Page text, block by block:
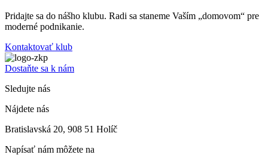
Pridajte sa do nášho klubu. Radi sa staneme Vaším „domovom“ pre
moderné podnikanie.
Kontaktovať klub
Dostaňte sa k nám
Sledujte nás
Nájdete nás
Bratislavská 20, 908 51 Holíč
Napísať nám môžete na